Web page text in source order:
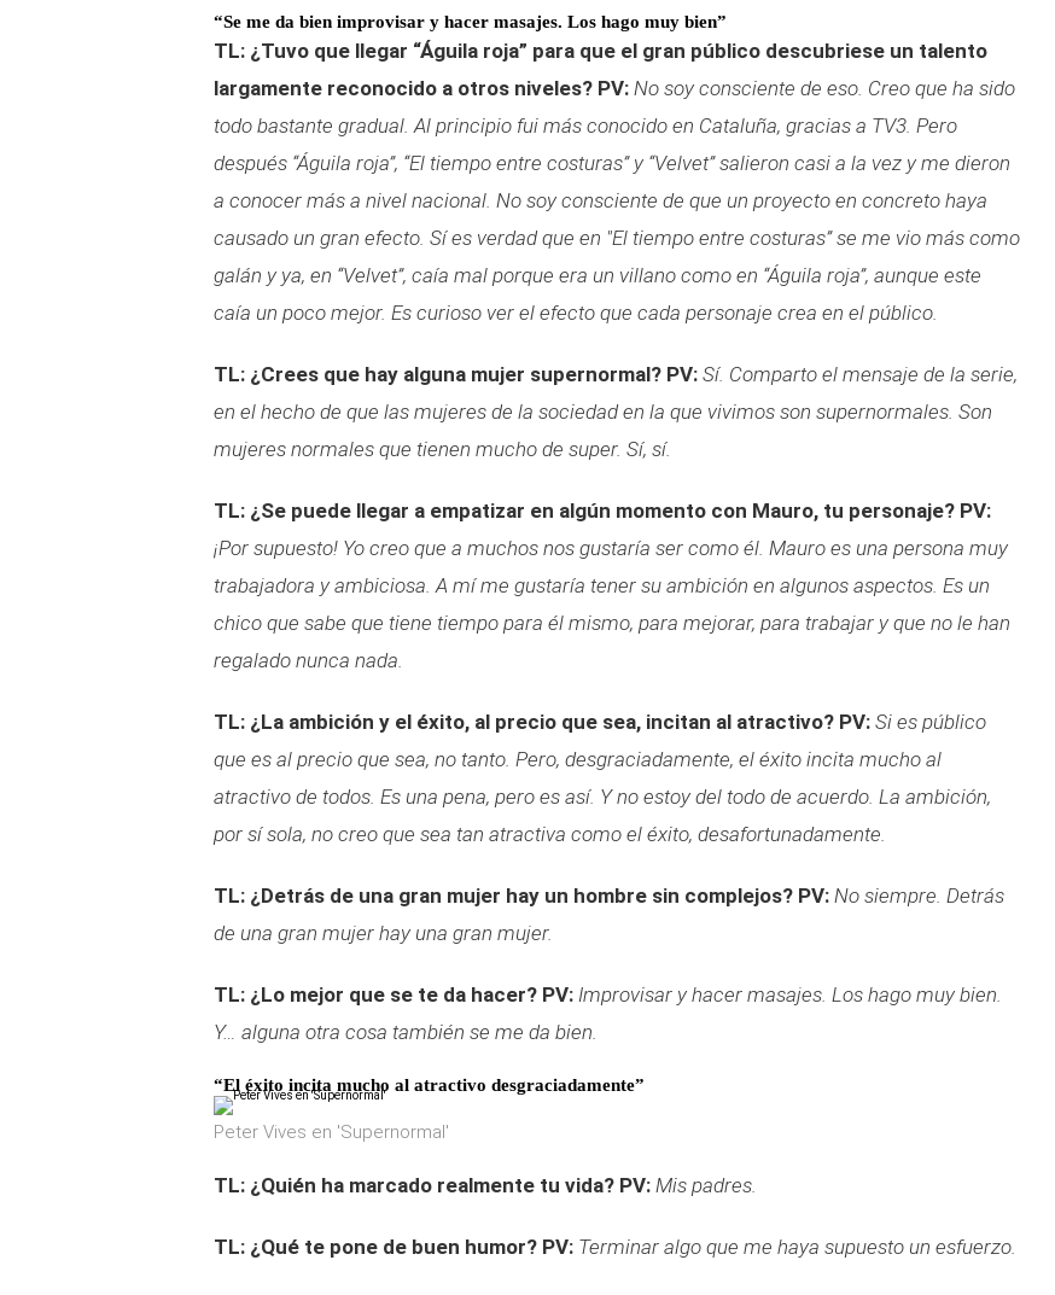
“Se me da bien improvisar y hacer masajes. Los hago muy bien”
TL: ¿Tuvo que llegar “Águila roja” para que el gran público descubriese un talento
largamente reconocido a otros niveles? PV: No soy consciente de eso. Creo que ha sido
todo bastante gradual. Al principio fui más conocido en Cataluña, gracias a TV3. Pero
después “Águila roja”, “El tiempo entre costuras” y “Velvet” salieron casi a la vez y me dieron
a conocer más a nivel nacional. No soy consciente de que un proyecto en concreto haya
causado un gran efecto. Sí es verdad que en "El tiempo entre costuras” se me vio más como
galán y ya, en “Velvet”, caía mal porque era un villano como en “Águila roja”, aunque este
caía un poco mejor. Es curioso ver el efecto que cada personaje crea en el público.
TL: ¿Crees que hay alguna mujer supernormal? PV: Sí. Comparto el mensaje de la serie,
en el hecho de que las mujeres de la sociedad en la que vivimos son supernormales. Son
mujeres normales que tienen mucho de super. Sí, sí.
TL: ¿Se puede llegar a empatizar en algún momento con Mauro, tu personaje? PV:
¡Por supuesto! Yo creo que a muchos nos gustaría ser como él. Mauro es una persona muy
trabajadora y ambiciosa. A mí me gustaría tener su ambición en algunos aspectos. Es un
chico que sabe que tiene tiempo para él mismo, para mejorar, para trabajar y que no le han
regalado nunca nada.
TL: ¿La ambición y el éxito, al precio que sea, incitan al atractivo? PV: Si es público
que es al precio que sea, no tanto. Pero, desgraciadamente, el éxito incita mucho al
atractivo de todos. Es una pena, pero es así. Y no estoy del todo de acuerdo. La ambición,
por sí sola, no creo que sea tan atractiva como el éxito, desafortunadamente.
TL: ¿Detrás de una gran mujer hay un hombre sin complejos? PV: No siempre. Detrás
de una gran mujer hay una gran mujer.
TL: ¿Lo mejor que se te da hacer? PV: Improvisar y hacer masajes. Los hago muy bien.
Y… alguna otra cosa también se me da bien.
“El éxito incita mucho al atractivo desgraciadamente”
Peter Vives en 'Supernormal'
TL: ¿Quién ha marcado realmente tu vida? PV: Mis padres.
TL: ¿Qué te pone de buen humor? PV: Terminar algo que me haya supuesto un esfuerzo.